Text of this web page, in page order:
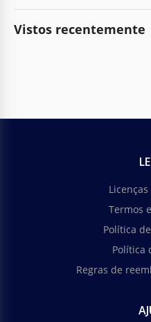
Vistos recentemente
Termos
Política
Política
Regras de